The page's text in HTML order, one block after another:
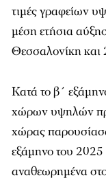
τιμές γραφείων
μέση ετήσια
Θεσσαλονίκη
Κατά το β΄
χώρων υψηλών
χώρας
εξάμηνο του
αναθεωρημένα